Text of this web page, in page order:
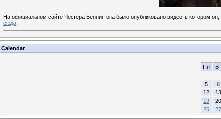
На официальном сайте Честера Беннигтона было опубликовано видео, в котором
сюда
Calendar
Пн Вт
5
6
12
13
19
20
26
27